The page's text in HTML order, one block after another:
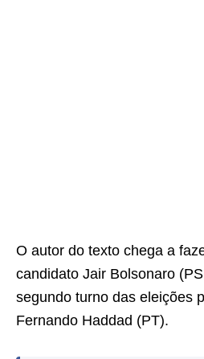
O autor do texto chega a
candidato Jair Bolsonaro
segundo turno das eleições
Fernando Haddad (PT).